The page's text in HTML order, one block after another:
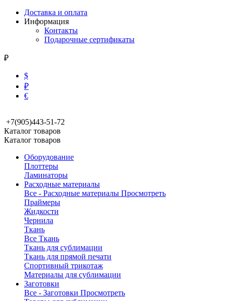
Доставка и оплата
Информация
Контакты
Подарочные сертификаты
₽
$
₽
€
+7(905)443-51-72
Каталог товаров
Каталог товаров
Оборудование
Плоттеры
Ламинаторы
Расходные материалы
Все - Расходные материалы Просмотреть
Праймеры
Жидкости
Чернила
Ткань
Все Ткань
Ткань для сублимации
Ткань для прямой печати
Спортивный трикотаж
Материалы для сублимации
Заготовки
Все - Заготовки Просмотреть